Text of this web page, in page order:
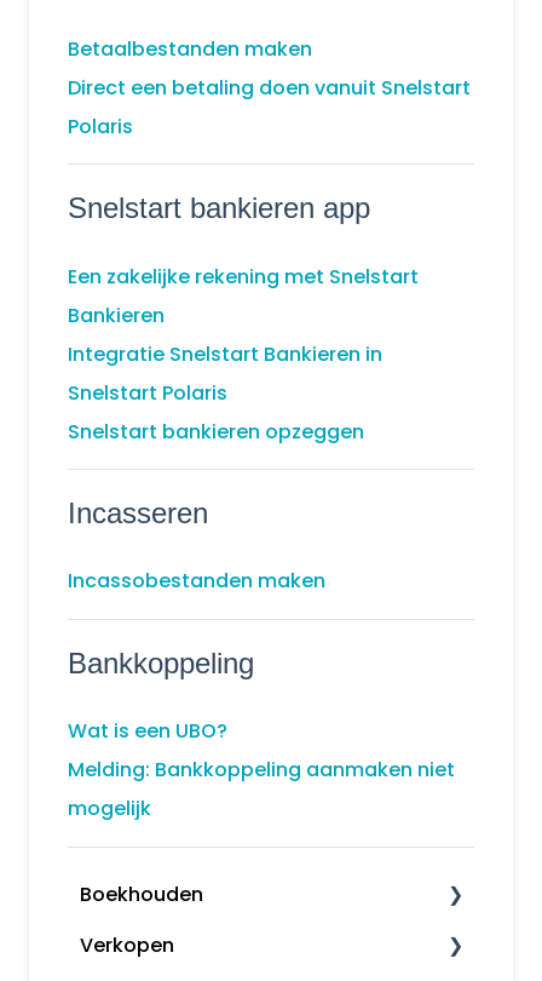
Betaalbestanden maken
Direct een betaling doen vanuit Snelstart
Polaris
Snelstart bankieren app
Een zakelijke rekening met Snelstart
Bankieren
Integratie Snelstart Bankieren in
Snelstart Polaris
Snelstart bankieren opzeggen
Incasseren
Incassobestanden maken
Bankkoppeling
Wat is een UBO?
Melding: Bankkoppeling aanmaken niet
mogelijk
Boekhouden
Boekhouden
Verkopen